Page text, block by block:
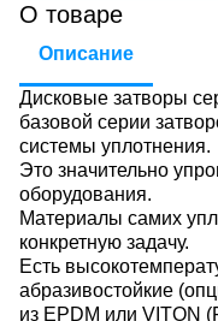
О товаре
Описание
Дисковые затворы
базовой серии
системы уплотнения.
Это значительно
оборудования.
Материалы самих
конкретную задачу.
Есть
абразивостойкие
из EPDM или VITON